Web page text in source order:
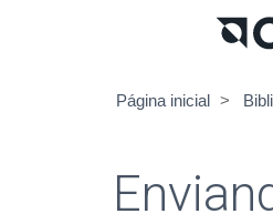
Página inicial